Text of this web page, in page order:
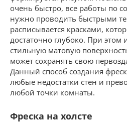
очень быстро, все работы по
нужно проводить быстрыми
расписывается красками,
достаточно глубоко. При этом
стильную матовую
может сохранять свою
Данный способ создания
любые недостатки стен и
любой точки комнаты.
Фреска на холсте